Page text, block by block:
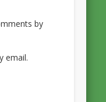
by
email.